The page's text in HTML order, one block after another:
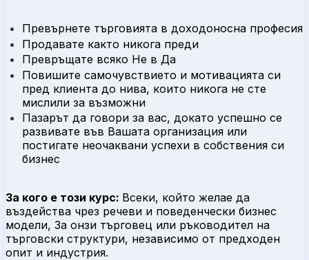
Превърнете търговията в доходоносна професия
Продавате както никога преди
Превръщате всяко Не в Да
Повишите самочувствието и мотивацията си
пред клиента до нива, които никога не сте
мислили за възможни
Пазарът да говори за вас, докато успешно се
развивате във Вашата организация или
постигате неочаквани успехи в собствения си
бизнес
За кого е този курс: Всеки, който желае да
въздейства чрез речеви и поведенчески бизнес
модели, За онзи търговец или ръководител на
търговски структури, независимо от предходен
опит и индустрия.